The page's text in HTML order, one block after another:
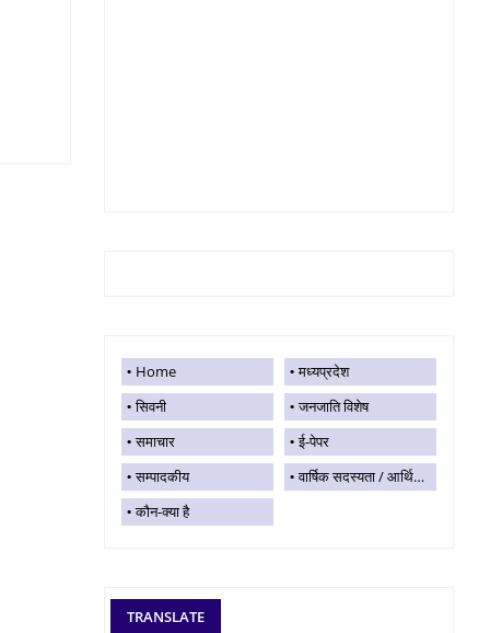
Home
मध्यप्रदेश
सिवनी
जनजाति विशेष
समाचार
ई-पेपर
सम्पादकीय
वार्षिक सदस्यता / आर्थिक सहयोग
कौन-क्या है
TRANSLATE